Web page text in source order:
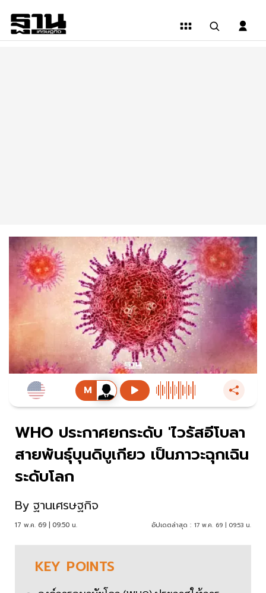
WHO ประกาศยกระดับ 'ไวรัสอีโบลา
สายพันธุ์บุนดิบูเกียว เป็นภาวะฉุกเฉิน
ระดับโลก
By ฐานเศรษฐกิจ
17 พ.ค. 69 | 09:50 น. อัปเดตล่าสุด : 17 พ.ค. 69 | 09:53 น.
KEY POINTS